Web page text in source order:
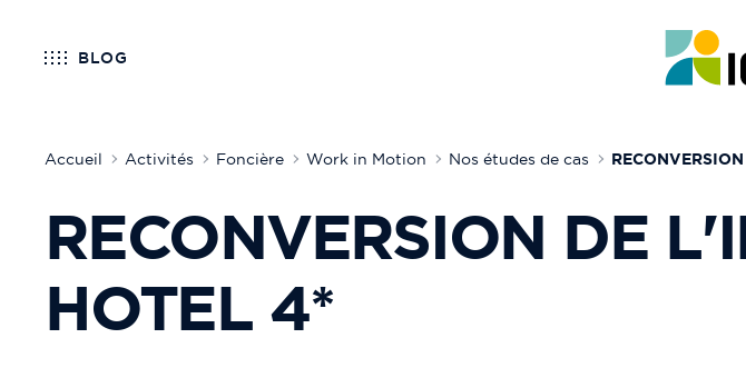
BLOG
Accueil Activités Foncière Work in Motion Nos études de cas
RECONVERSION DE
HOTEL 4*